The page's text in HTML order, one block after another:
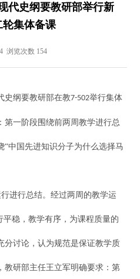
代史纲要教研部举行新
轮集体备课
浏览次数 154
史纲要教研部在教7-502举行集体
第一阶段围绕前两周教学进行总
中国先进知识分子为什么选择马
进行总结。经过两周的教学运
平稳，教学有序，为课程质量的
分讨论，认为规范是保证教学质
教研部主任王立军明确要求：第